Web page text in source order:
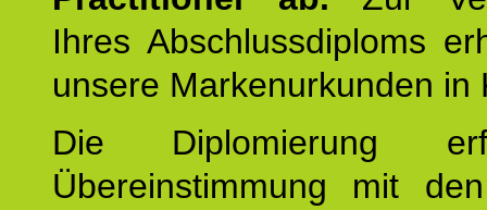
Ihres Abschlussdiploms
unsere Markenurkunden in
Die Diplomierung
Übereinstimmung mit